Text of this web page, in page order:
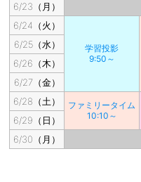
6/23（月）
6/24（火）
学習投影
9:50～
6/25（水）
6/26（木）
6/27（金）
6/28（土）
ファミリータイム
10:10～
6/29（日）
6/30（月）